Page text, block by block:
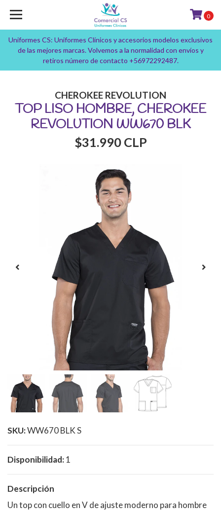
Uniformes CS: Uniformes Clínicos y accesorios modelos exclusivos
de las mejores marcas. Volvemos a la normalidad con envíos y
retiros número de contacto +56972292487.
0
CHEROKEE REVOLUTION
TOP LISO HOMBRE, CHEROKEE
REVOLUTION WW670 BLK
$31.990 CLP
SKU:WW670 BLK S
Disponibilidad:1
Descripción
Un top con cuello en V de ajuste moderno para hombre